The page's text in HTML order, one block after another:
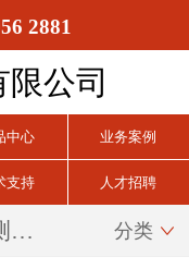
2881
公司
中心 业务案例
支持 人才招聘
GXY-200系列管道三维姿态测量仪 分类 